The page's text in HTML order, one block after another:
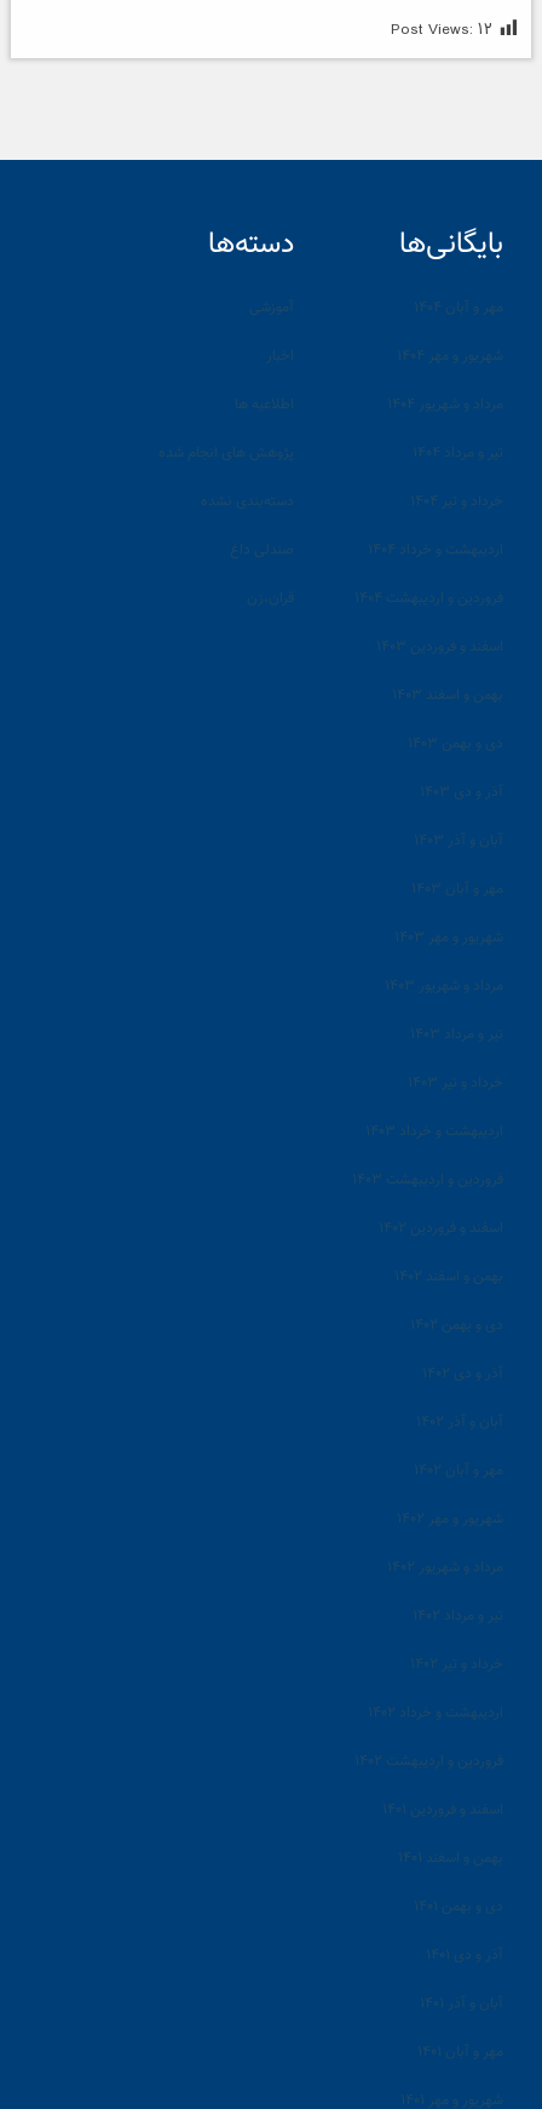
Post Views: ۱۲
بایگانی‌ها
مهر و آبان ۱۴۰۴
شهریور و مهر ۱۴۰۴
مرداد و شهریور ۱۴۰۴
تیر و مرداد ۱۴۰۴
خرداد و تیر ۱۴۰۴
اردیبهشت و خرداد ۱۴۰۴
فروردین و اردیبهشت ۱۴۰۴
اسفند و فروردین ۱۴۰۳
بهمن و اسفند ۱۴۰۳
دی و بهمن ۱۴۰۳
آذر و دی ۱۴۰۳
آبان و آذر ۱۴۰۳
مهر و آبان ۱۴۰۳
شهریور و مهر ۱۴۰۳
مرداد و شهریور ۱۴۰۳
تیر و مرداد ۱۴۰۳
خرداد و تیر ۱۴۰۳
اردیبهشت و خرداد ۱۴۰۳
فروردین و اردیبهشت ۱۴۰۳
اسفند و فروردین ۱۴۰۲
بهمن و اسفند ۱۴۰۲
دی و بهمن ۱۴۰۲
آذر و دی ۱۴۰۲
آبان و آذر ۱۴۰۲
مهر و آبان ۱۴۰۲
شهریور و مهر ۱۴۰۲
مرداد و شهریور ۱۴۰۲
تیر و مرداد ۱۴۰۲
خرداد و تیر ۱۴۰۲
اردیبهشت و خرداد ۱۴۰۲
فروردین و اردیبهشت ۱۴۰۲
اسفند و فروردین ۱۴۰۱
بهمن و اسفند ۱۴۰۱
دی و بهمن ۱۴۰۱
آذر و دی ۱۴۰۱
آبان و آذر ۱۴۰۱
مهر و آبان ۱۴۰۱
شهریور و مهر ۱۴۰۱
دسته‌ها
آموزشی
اخبار
اطلاعیه ها
پژوهش های انجام شده
دسته‌بندی نشده
صندلی داغ
قران،زن